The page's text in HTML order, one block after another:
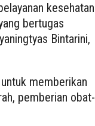
kesehatan
bertugas
Bintarini,
memberikan
pemberian obat-